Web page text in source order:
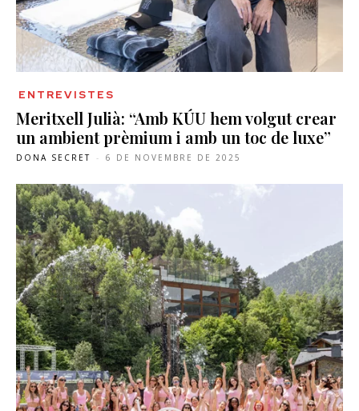
ENTREVISTES
Meritxell Julià: “Amb KÚU hem volgut crear
un ambient prèmium i amb un toc de luxe”
DONA SECRET - 6 DE NOVEMBRE DE 2025